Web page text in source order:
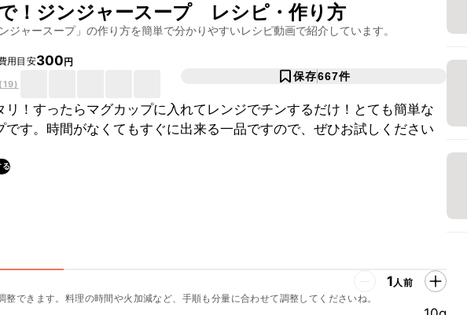
！ジンジャースープレシピ・作り方
ジャースープ」の作り方を簡単で分かりやすいレシピ動画で紹介しています。
用目安300円
(19)
保存667件
リ！すったらマグカップに入れてレンジでチンするだけ！とても簡単な
です。時間がなくてもすぐに出来る一品ですので、ぜひお試しください
る
1人前
整できます。料理の時間や火加減など、手順も分量に合わせて調整してくださいね。